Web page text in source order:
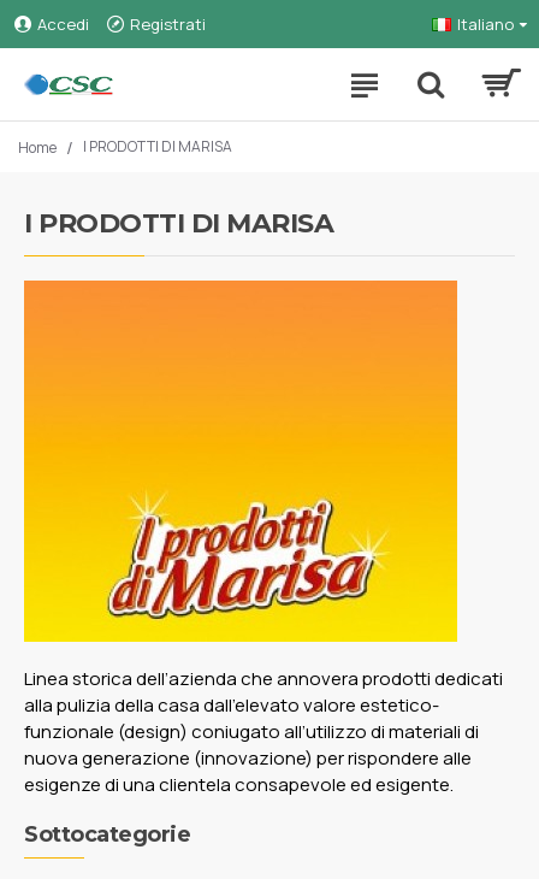
Accedi Registrati Italiano
Home I PRODOTTI DI MARISA
I PRODOTTI DI MARISA
Linea storica dell’azienda che annovera prodotti dedicati
alla pulizia della casa dall’elevato valore estetico-
funzionale (design) coniugato all’utilizzo di materiali di
nuova generazione (innovazione) per rispondere alle
esigenze di una clientela consapevole ed esigente.
Sottocategorie